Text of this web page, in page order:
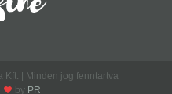
Kft. | Minden jog fenntartva
by PR